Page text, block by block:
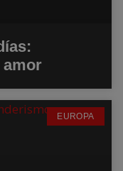
amor
EUROPA